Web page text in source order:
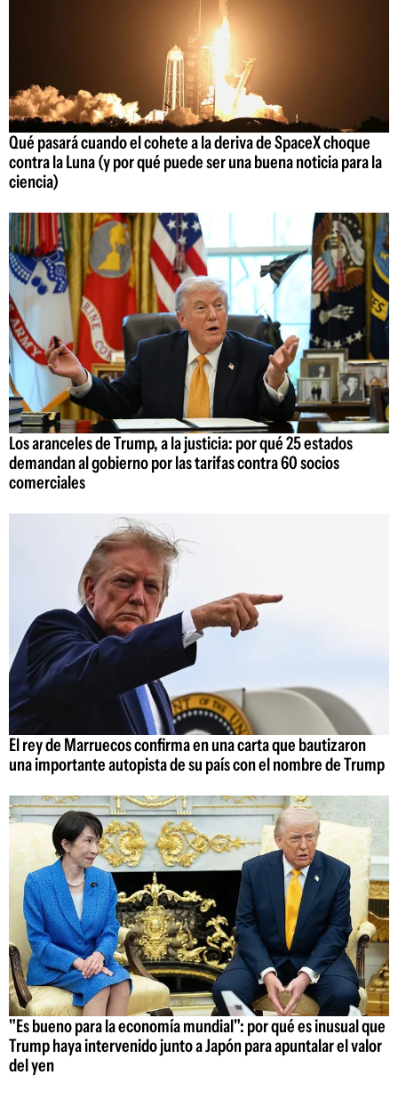
Qué pasará cuando el cohete a la deriva de SpaceX choque
contra la Luna (y por qué puede ser una buena noticia para la
ciencia)
Los aranceles de Trump, a la justicia: por qué 25 estados
demandan al gobierno por las tarifas contra 60 socios
comerciales
El rey de Marruecos confirma en una carta que bautizaron
una importante autopista de su país con el nombre de Trump
"Es bueno para la economía mundial": por qué es inusual que
Trump haya intervenido junto a Japón para apuntalar el valor
del yen